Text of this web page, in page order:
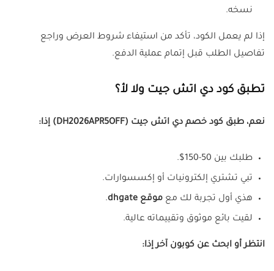
نسخه.
إذا لم يعمل الكود، تأكد من استيفاء شروط العرض وراجع
تفاصيل الطلب قبل إتمام عملية الدفع.
تطبق كود دي اتش جيت ولا لأ؟
نعم، طبق كود خصم دي اتش جيت (DH2026APR5OFF) إذا:
طلبك بين 50-150$.
تبي تشتري إلكترونيات أو إكسسوارات.
هذي أول تجربة لك مع موقع dhgate .
لقيت بائع موثوق وتقييماته عالية.
انتظر أو ابحث عن كوبون آخر إذا: